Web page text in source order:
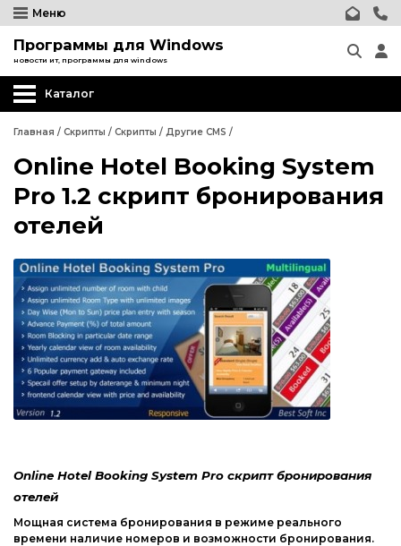
Меню
Программы для Windows
новости ит, программы для windows
Каталог
Wordpress
Joomla
phpBB форум
Другие CMS
Web-Мастеру
Главная / Скрипты / Скрипты / Другие CMS /
Online Hotel Booking System
Pro 1.2 скрипт бронирования
отелей
Online Hotel Booking System Pro скрипт бронирования
отелей
Мощная система бронирования в режиме реального
времени наличие номеров и возможности бронирования.
Wordpress
Joomla
Другие CMS
Web-Мастеру
Другие шаблоны